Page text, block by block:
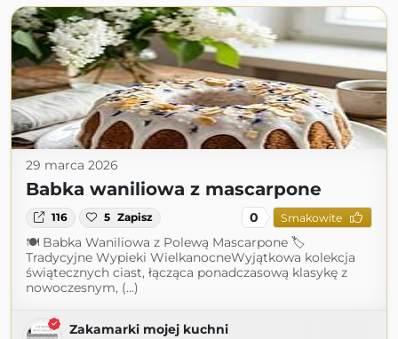
29 marca 2026
Babka waniliowa z mascarpone
116 5 Zapisz 0 Smakowite
🍽 Babka Waniliowa z Polewą Mascarpone 🏷
Tradycyjne Wypieki WielkanocneWyjątkowa kolekcja
świątecznych ciast, łącząca ponadczasową klasykę z
nowoczesnym, (...)
Zakamarki mojej kuchni